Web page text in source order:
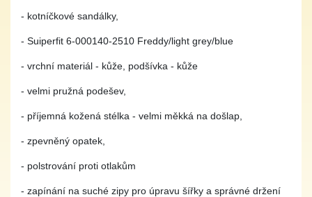
- kotníčkové sandálky,
- Suiperfit 6-000140-2510 Freddy/light grey/blue
- vrchní materiál - kůže, podšívka - kůže
- velmi pružná podešev,
- příjemná kožená stélka - velmi měkká na došlap,
- zpevněný opatek,
- polstrování proti otlakům
- zapínání na suché zipy pro úpravu šířky a správné držení